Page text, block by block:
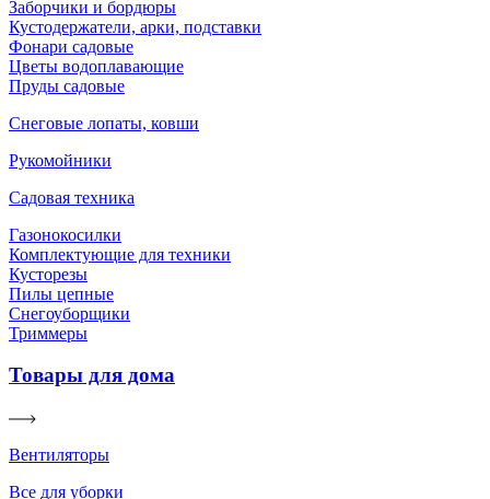
Заборчики и бордюры
Кустодержатели, арки, подставки
Фонари садовые
Цветы водоплавающие
Пруды садовые
Снеговые лопаты, ковши
Рукомойники
Садовая техника
Газонокосилки
Комплектующие для техники
Кусторезы
Пилы цепные
Снегоуборщики
Триммеры
Товары для дома
Вентиляторы
Все для уборки